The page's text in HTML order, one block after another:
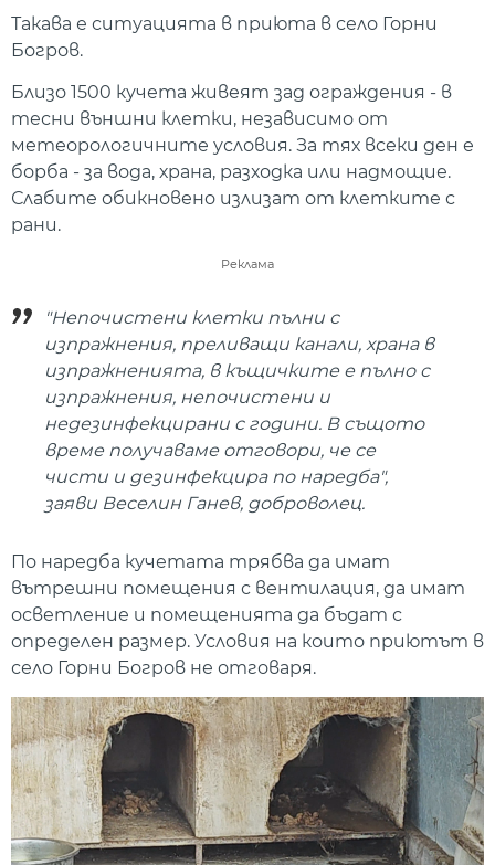
Такава е ситуацията в приюта в село Горни
Богров.
Близо 1500 кучета живеят зад ограждения - в
тесни външни клетки, независимо от
метеорологичните условия. За тях всеки ден е
борба - за вода, храна, разходка или надмощие.
Слабите обикновено излизат от клетките с
рани.
Реклама
"Непочистени клетки пълни с
изпражнения, преливащи канали, храна в
изпражненията, в къщичките е пълно с
изпражнения, непочистени и
недезинфекцирани с години. В същото
време получаваме отговори, че се
чисти и дезинфекцира по наредба",
заяви Веселин Ганев, доброволец.
По наредба кучетата трябва да имат
вътрешни помещения с вентилация, да имат
осветление и помещенията да бъдат с
определен размер. Условия на които приютът в
село Горни Богров не отговаря.